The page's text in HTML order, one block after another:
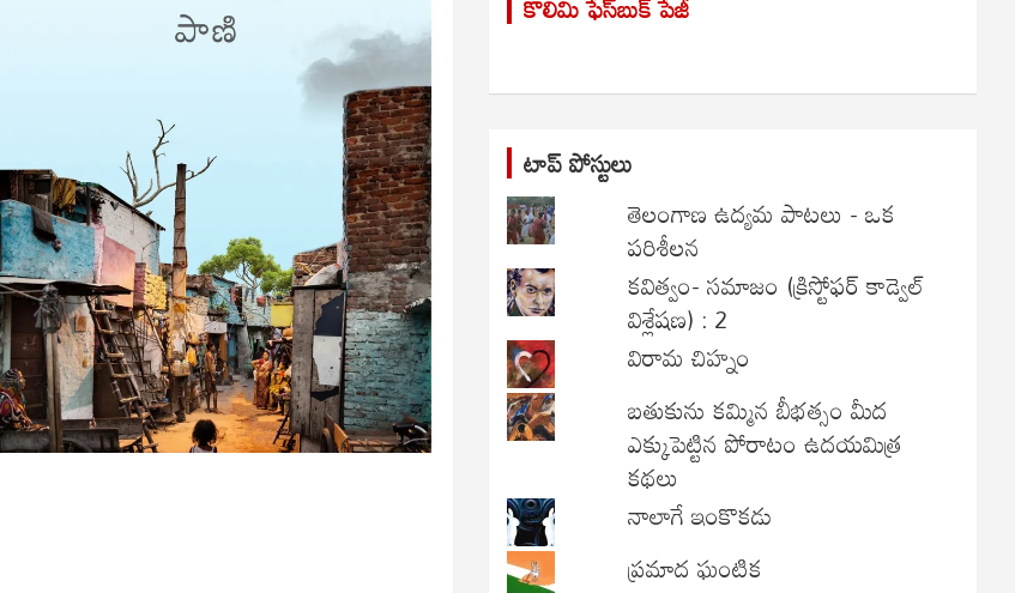
c
టాప్ పోస్టులు
తెలంగాణ ఉద్యమ పాటలు - ఒక
పరిశీలన
కవిత్వం- సమాజం (క్రిస్టోఫర్ కాడ్వెల్
విశ్లేషణ) : 2
విరామ చిహ్నం
బతుకును కమ్మిన బీభత్సం మీద
ఎక్కుపెట్టిన పోరాటం ఉదయమిత్ర
కథలు
నాలాగే ఇంకొకడు
ప్రమాద ఘంటిక